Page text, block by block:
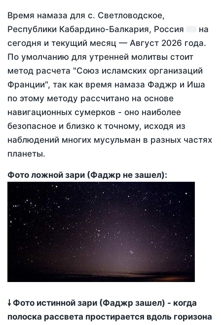
Время намаза для с. Светловодское,
Республики Кабардино-Балкария, Россия
на
сегодня и текущий месяц — Август 2026 года.
По умолчанию для утренней молитвы стоит
метод расчета "Союз исламских организаций
Франции", так как время намаза Фаджр и Иша
по этому методу рассчитано на основе
навигационных сумерков - оно наиболее
безопасное и близко к точному, исходя из
наблюдений многих мусульман в разных частях
планеты.
Фото ложной зари (Фаджр не зашел):
🠗 Фото истинной зари (Фаджр зашел) - когда
полоска рассвета простирается вдоль горизона